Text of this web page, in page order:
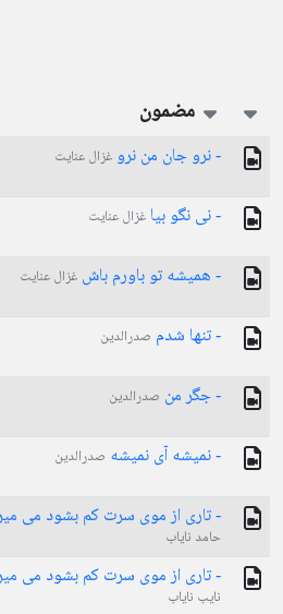
مضمون
- نرو جان من نرو غزال عنایت
- نی نگو بیا غزال عنایت
- ھمیشه تو باورم باش غزال عنایت
- تنها شدم صدرالدین
- جگر من صدرالدین
- نمیشه آی نمیشه صدرالدین
- تاری از موی سرت کم بشود می
حامد نایاب
- تاری از موی سرت کم بشود می
نایب نایاب